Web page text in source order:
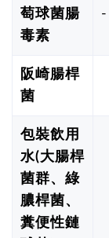
萄球菌腸
毒素
-
阪崎腸桿
菌
包裝飲用
水(大腸桿
菌群、綠
膿桿菌、
糞便性鏈